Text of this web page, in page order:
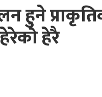
हुने
हेरै